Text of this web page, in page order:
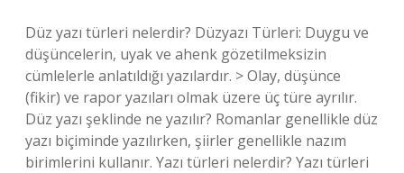
Düz yazı türleri nelerdir? Düzyazı Türleri: Duygu ve
düşüncelerin, uyak ve ahenk gözetilmeksizin
cümlelerle anlatıldığı yazılardır. > Olay, düşünce
(fikir) ve rapor yazıları olmak üzere üç türe ayrılır.
Düz yazı şeklinde ne yazılır? Romanlar genellikle düz
yazı biçiminde yazılırken, şiirler genellikle nazım
birimlerini kullanır. Yazı türleri nelerdir? Yazı türleri